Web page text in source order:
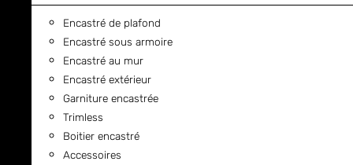
Encastré de plafond
Encastré sous armoire
Encastré au mur
Encastré extérieur
Garniture encastrée
Trimless
Boitier encastré
Accessoires